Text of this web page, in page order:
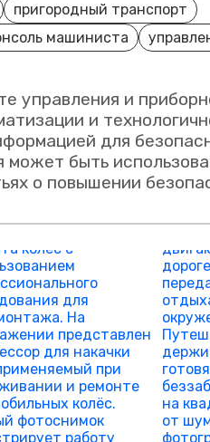
пригородный транспорт
машиниста
управления и
и
для
быть
о повышении